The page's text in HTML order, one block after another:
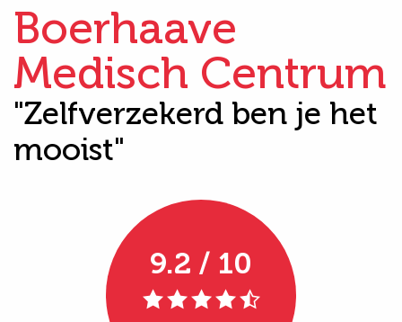
Boerhaave
Medisch Centrum
"Zelfverzekerd ben je het
mooist"
9.2 / 10